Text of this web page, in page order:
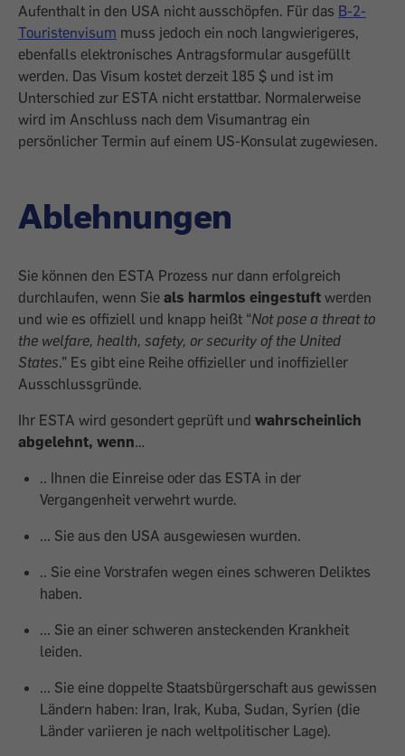
Aufenthalt in den USA nicht ausschöpfen. Für das B-2-
Touristenvisum muss jedoch ein noch langwierigeres,
ebenfalls elektronisches Antragsformular ausgefüllt
werden. Das Visum kostet derzeit 185 $ und ist im
Unterschied zur ESTA nicht erstattbar. Normalerweise
wird im Anschluss nach dem Visumantrag ein
persönlicher Termin auf einem US-Konsulat zugewiesen.
Ablehnungen
Sie können den ESTA Prozess nur dann erfolgreich
durchlaufen, wenn Sie als harmlos eingestuft werden
und wie es offiziell und knapp heißt “Not pose a threat to
the welfare, health, safety, or security of the United
States.” Es gibt eine Reihe offizieller und inoffizieller
Ausschlussgründe.
Ihr ESTA wird gesondert geprüft und wahrscheinlich
abgelehnt, wenn…
.. Ihnen die Einreise oder das ESTA in der
Vergangenheit verwehrt wurde.
... Sie aus den USA ausgewiesen wurden.
.. Sie eine Vorstrafen wegen eines schweren Deliktes
haben.
... Sie an einer schweren ansteckenden Krankheit
leiden.
... Sie eine doppelte Staatsbürgerschaft aus gewissen
Ländern haben: Iran, Irak, Kuba, Sudan, Syrien (die
Länder variieren je nach weltpolitischer Lage).